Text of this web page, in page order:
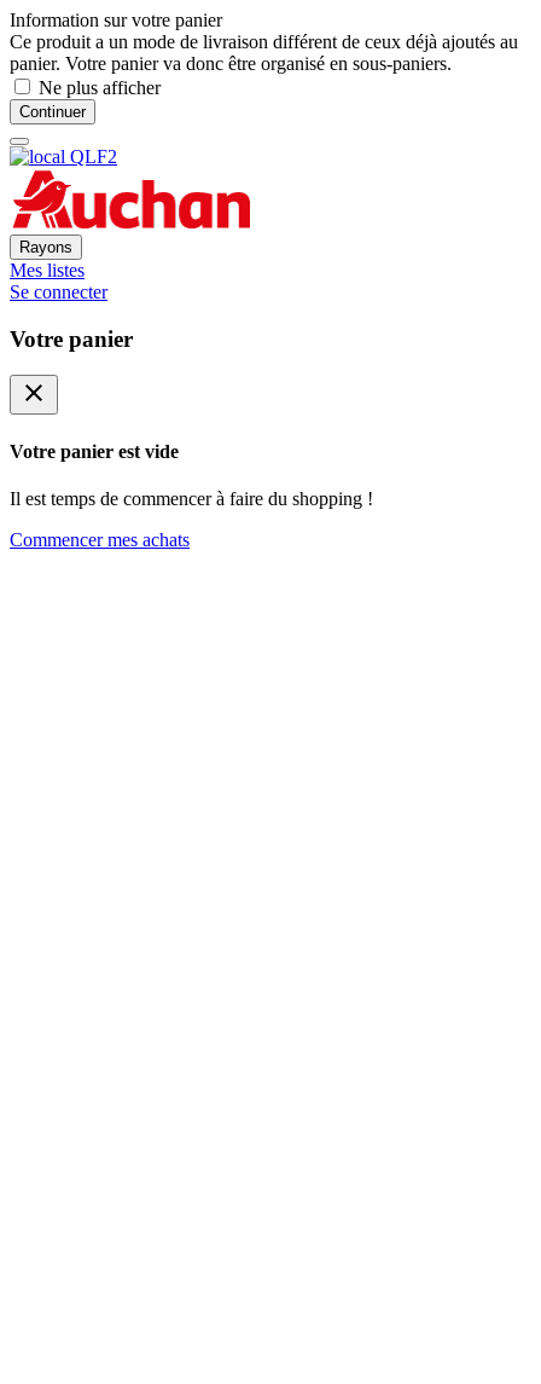
Information sur votre panier
Ce produit a un mode de livraison différent de ceux déjà ajoutés au
panier. Votre panier va donc être organisé en sous-paniers.
Ne plus afficher
Continuer
Rayons
Mes listes
Se connecter
Votre panier
close
Votre panier est vide
Il est temps de commencer à faire du shopping !
Commencer mes achats